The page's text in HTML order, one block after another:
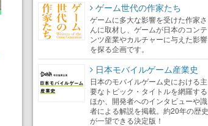
ゲーム世代の作家たち
ゲームに多大な影響を受けた作家さ
んに取材し、ゲームが日本のコンテ
ンツ産業やカルチャーに与えた影響
を探る企画です。
日本モバイルゲーム産業史
日本のモバイルゲーム史における主
要なトピック・タイトルを網羅する
ほか、開発者へのインタビューや識
者による解説を掲載。約20年の歴史
が一望できる決定版！